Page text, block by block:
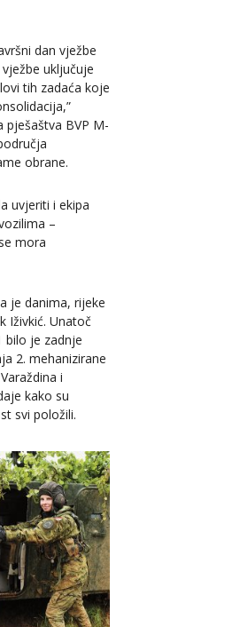
dan vježbe
uključuje
tih zadaća koje
pješaštva BVP M-
obrane.
uvjeriti i ekipa
–
mora
je danima, rijeke
Iživkić. Unatoč
bilo je zadnje
2. mehanizirane
i
kako su
svi položili.